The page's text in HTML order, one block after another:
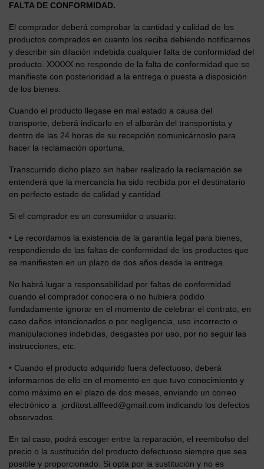
FALTA DE CONFORMIDAD.
El comprador deberá comprobar la cantidad y calidad de los
productos comprados en cuanto los reciba debiendo notificarnos
y describir sin dilación indebida cualquier falta de conformidad del
producto. XXXXX no responde de la falta de conformidad que se
manifieste con posterioridad a la entrega o puesta a disposición
de los bienes.
Cuando el producto llegase en mal estado a causa del
transporte, deberá indicarlo en el albarán del transportista y
dentro de las 24 horas de su recepción comunicárnoslo para
hacer la reclamación oportuna.
Transcurrido dicho plazo sin haber realizado la reclamación se
entenderá que la mercancía ha sido recibida por el destinatario
en perfecto estado de calidad y cantidad.
Si el comprador es un consumidor o usuario:
• Le recordamos la existencia de la garantía legal para bienes,
respondiendo de las faltas de conformidad de los productos que
se manifiesten en un plazo de dos años desde la entrega.
No habrá lugar a responsabilidad por faltas de conformidad
cuando el comprador conociera o no hubiera podido
fundadamente ignorar en el momento de celebrar el contrato, en
caso daños intencionados o por negligencia, uso incorrecto o
manipulaciones indebidas, desgastes por uso, por no seguir las
instrucciones, etc.
• Cuando el producto adquirido fuera defectuoso, deberá
informarnos de ello en el momento en que tuvo conocimiento y
como máximo en el plazo de dos meses, enviando un correo
electrónico a
jorditost.allfeed@gmail.com indicando los defectos
observados.
En tal caso, podrá escoger entre la reparación, el reembolso del
precio o la sustitución del producto defectuoso siempre que sea
posible y proporcionado. Si opta por la sustitución y no es